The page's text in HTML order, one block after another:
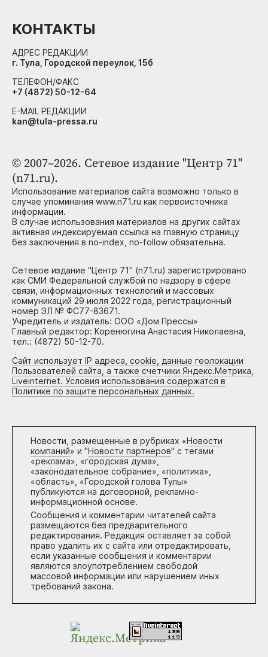
© 2007–2026. Сетевое издание "Центр 71"
(n71.ru).
Использование материалов сайта возможно только в
случае упоминания www.n71.ru как первоисточника
информации.
В случае использования материалов на других сайтах
активная индексируемая ссылка на главную страницу
без заключения в no-index, no-follow обязательна.
Сетевое издание "Центр 71" (n71.ru) зарегистрировано
как СМИ Федеральной службой по надзору в сфере
связи, информационных технологий и массовых
коммуникаций 29 июля 2022 года, регистрационный
номер ЭЛ № ФС77-83671.
Учредитель и издатель: ООО «Дом Прессы»
Главный редактор: Коренюгина Анастасия Николаевна,
тел.: (4872) 50-12-70.
Сайт использует IP адреса, cookie, данные геолокации
Пользователей сайта, а также счетчики Яндекс.Метрика,
Liveinternet. Условия использования содержатся в
Политике по защите персональных данных.
Новости, размещенные в рубриках «Новости
компаний» и "Новости партнеров" с тегами
«реклама», «городская дума»,
«законодательное собрание», «политика»,
«область», «Городской голова Тулы»
публикуются на договорной, рекламно-
информационной основе.
Сообщения и комментарии читателей сайта
размещаются без предварительного
редактирования. Редакция оставляет за собой
право удалить их с сайта или отредактировать,
если указанные сообщения и комментарии
являются злоупотреблением свободой
массовой информации или нарушением иных
требований закона.
КОНТАКТЫ
АДРЕС РЕДАКЦИИ
г. Тула, Городской переулок, 15б
ТЕЛЕФОН/ФАКС
+7 (4872) 50-12-64
E-MAIL РЕДАКЦИИ
kan@tula-pressa.ru